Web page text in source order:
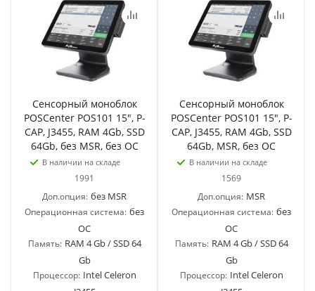
Сенсорный моноблок
POSCenter POS101 15", P-
CAP, J3455, RAM 4Gb, SSD
64Gb, без MSR, без ОС
В наличии на складе
1991
Доп.опция: без MSR
Операционная система: без
ОС
Память: RAM 4 Gb / SSD 64
Gb
Процессор: Intel Celeron
Сенсорный моноблок
POSCenter POS101 15", P-
CAP, J3455, RAM 4Gb, SSD
64Gb, MSR, без ОС
В наличии на складе
1569
Доп.опция: MSR
Операционная система: без
ОС
Память: RAM 4 Gb / SSD 64
Gb
Процессор: Intel Celeron